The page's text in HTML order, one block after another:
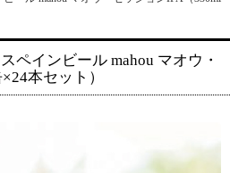
ペインビール mahou マオウ・
本セット）